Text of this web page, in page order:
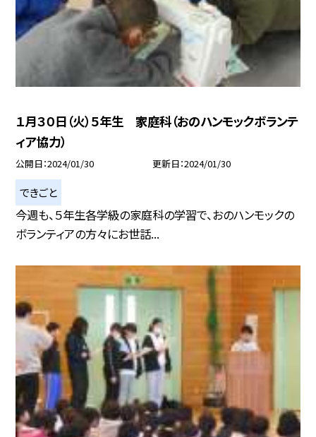
１月３０日（火）５年生 家庭科（おのハンモックボランテ
ィア協力）
公開日 2024/01/30 更新日 2024/01/30
できごと
今週も、５年生各学級の家庭科の学習で、おのハンモックの
ボランティアの方々にお世話...